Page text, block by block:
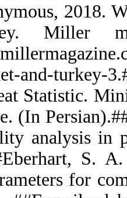
and
http://
wheat-
Durum
Wheat
1988.
101:1-
Stability